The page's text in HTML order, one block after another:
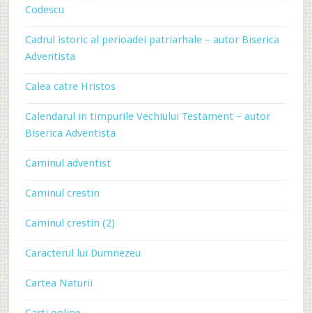
Codescu
Cadrul istoric al perioadei patriarhale – autor Biserica
Adventista
Calea catre Hristos
Calendarul in timpurile Vechiului Testament – autor
Biserica Adventista
Caminul adventist
Caminul crestin
Caminul crestin (2)
Caracterul lui Dumnezeu
Cartea Naturii